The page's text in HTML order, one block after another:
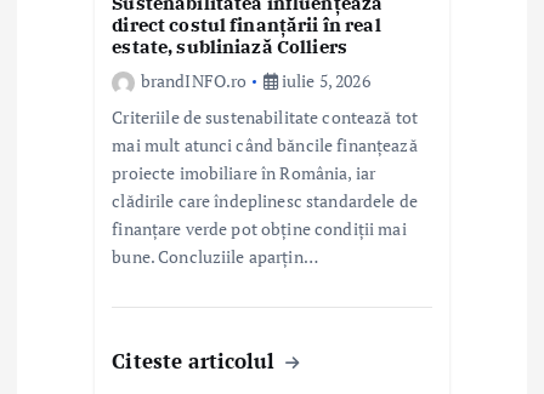
direct costul finanțării în real
estate, subliniază Colliers
brandINFO.ro
iulie 5, 2026
Criteriile de sustenabilitate contează tot
mai mult atunci când băncile finanțează
proiecte imobiliare în România, iar
clădirile care îndeplinesc standardele de
finanțare verde pot obține condiții mai
bune. Concluziile aparțin…
Citeste articolul